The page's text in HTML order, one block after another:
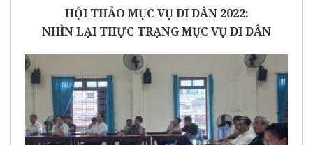
HỘI THẢO MỤC VỤ DI DÂN 2022:
NHÌN LẠI THỰC TRẠNG MỤC VỤ DI DÂN